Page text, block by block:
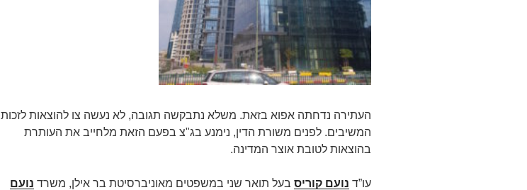
העתירה נדחתה אפוא בזאת. משלא נתבקשה תגובה, לא נעשה צו להוצאות לזכות
המשיבים. לפנים משורת הדין, נימנע בג"צ בפעם הזאת מלחייב את העותרת
בהוצאות לטובת אוצר המדינה.
עו”ד נועם קוריס בעל תואר שני במשפטים מאוניברסיטת בר אילן, משרד נועם